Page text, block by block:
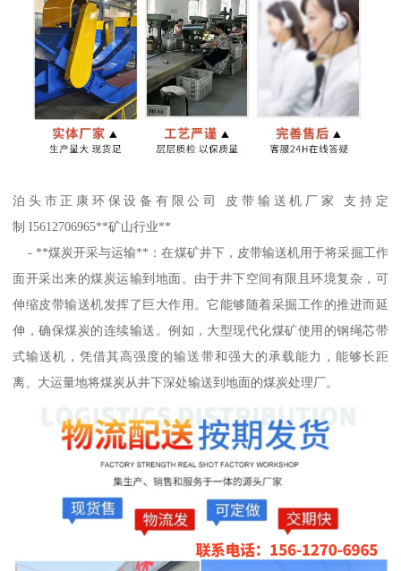
泊头市正康环保设备有限公司 皮带输送机厂家 支持定
制 I5612706965**矿山行业**
- **煤炭开采与运输**：在煤矿井下，皮带输送机用于将采掘工作
面开采出来的煤炭运输到地面。由于井下空间有限且环境复杂，可
伸缩皮带输送机发挥了巨大作用。它能够随着采掘工作的推进而延
伸，确保煤炭的连续输送。例如，大型现代化煤矿使用的钢绳芯带
式输送机，凭借其高强度的输送带和强大的承载能力，能够长距
离、大运量地将煤炭从井下深处输送到地面的煤炭处理厂。